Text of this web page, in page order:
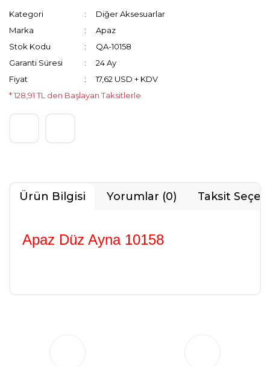
Kategori
Diğer Aksesuarlar
Marka
Apaz
Stok Kodu
QA-10158
Garanti Süresi
24 Ay
Fiyat
17,62 USD + KDV
* 128,91 TL den Başlayan Taksitlerle
Ürün Bilgisi Yorumlar (0) Taksit
Apaz Düz Ayna 10158